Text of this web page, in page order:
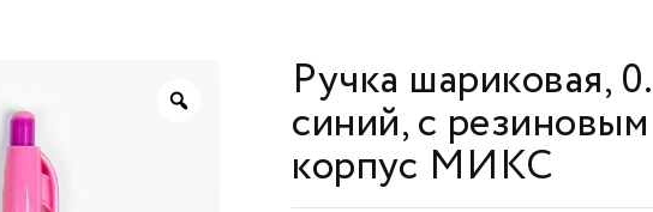
Ручка шариковая,
синий, с
корпус МИКС